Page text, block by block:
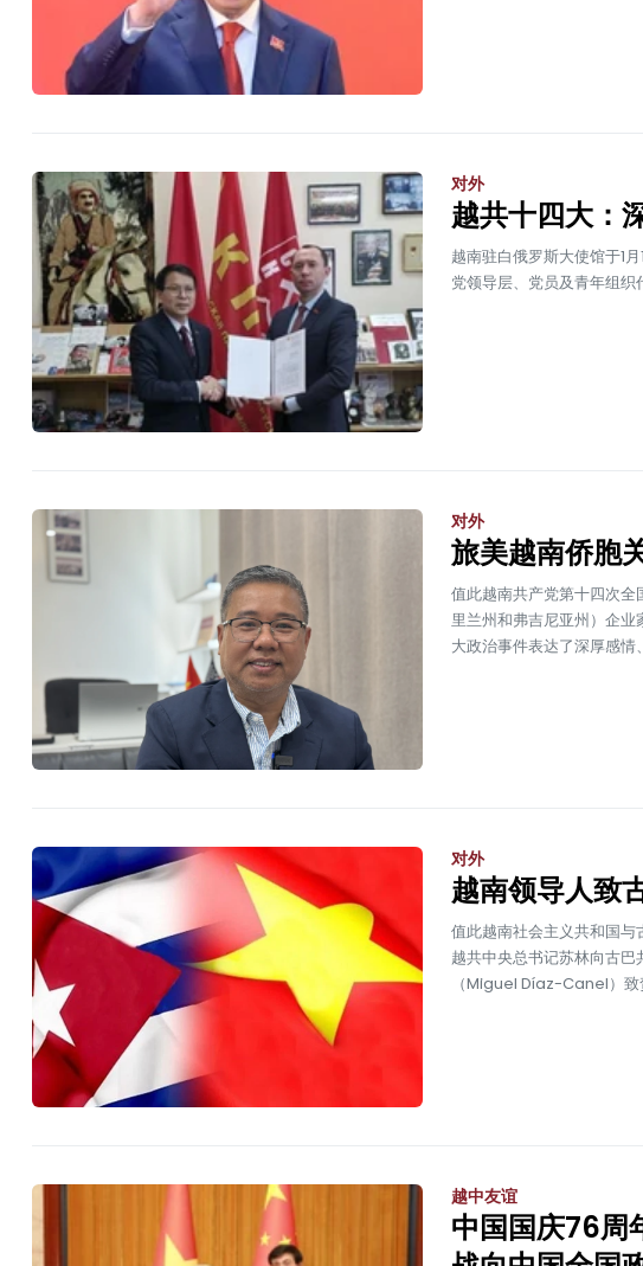
对外
越共十四大：
越南驻白俄罗斯大使馆于1
党领导层、党员及青年组织
对外
旅美越南侨胞
值此越南共产党第十四次全
里兰州和弗吉尼亚州）企
大政治事件表达了深厚感情
对外
越南领导人致
值此越南社会主义共和国与
越共中央总书记苏林向古
（Miguel Díaz-Canel）致
越中友谊
中国国庆76周